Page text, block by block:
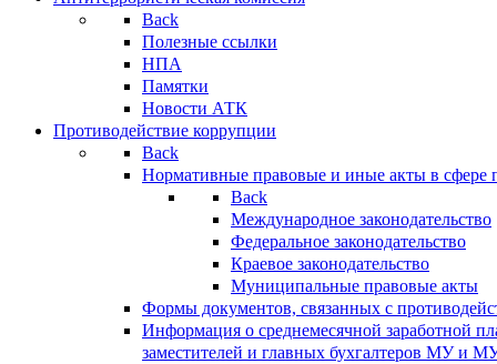
Back
Полезные ссылки
НПА
Памятки
Новости АТК
Противодействие коррупции
Back
Нормативные правовые и иные акты в сфере
Back
Международное законодательство
Федеральное законодательство
Краевое законодательство
Муниципальные правовые акты
Формы документов, связанных с
Информация о среднемесячной заработной
заместителей и главных бухгалтеров МУ и